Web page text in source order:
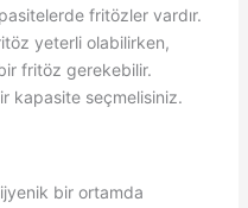
fritözler vardır.
yeterli olabilirken,
fritöz gerekebilir.
kapasite seçmelisiniz.
bir ortamda